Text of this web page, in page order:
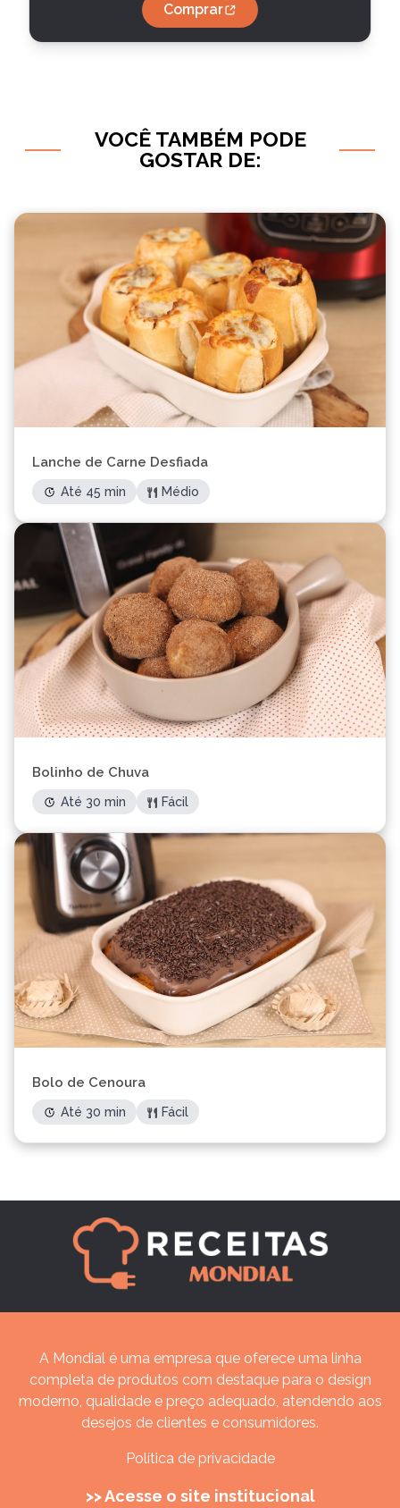
Comprar
VOCÊ TAMBÉM PODE
GOSTAR DE:
Lanche de Carne Desfiada
Até 45 min Médio
Bolinho de Chuva
Até 30 min Fácil
Bolo de Cenoura
Até 30 min Fácil
A Mondial é uma empresa que oferece uma linha
completa de produtos com destaque para o design
moderno, qualidade e preço adequado, atendendo aos
desejos de clientes e consumidores.
Política de privacidade
>> Acesse o site institucional